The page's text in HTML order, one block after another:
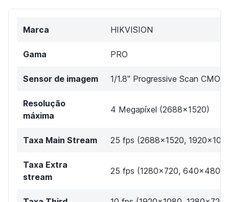
Marca HIKVISION
Gama PRO
Sensor de imagem 1/1.8" Progressive Scan CMOS
Resolução
máxima
4 Megapíxel (2688x1520)
Taxa Main Stream 25 fps (2688x1520,
Taxa Extra
stream
25 fps (1280x720, 640x480,